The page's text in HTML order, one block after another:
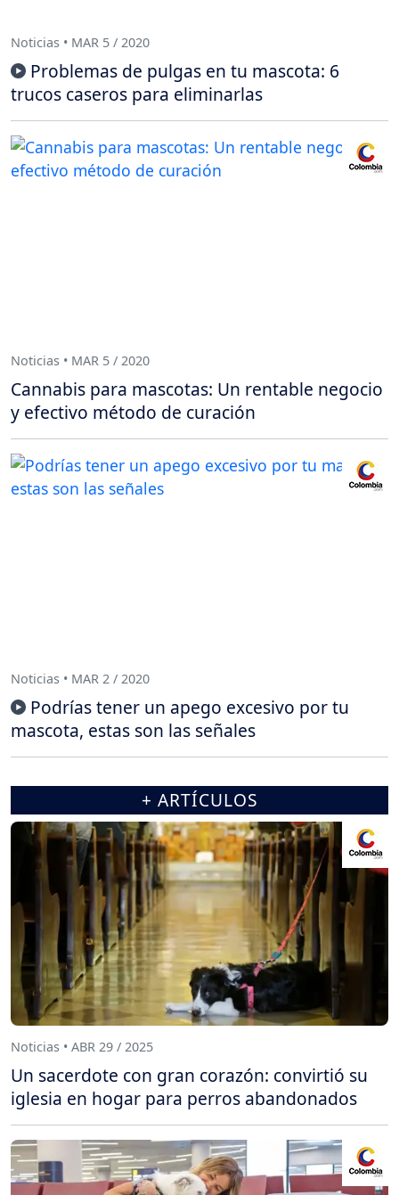
Noticias • MAR 5 / 2020
Problemas de pulgas en tu mascota: 6
trucos caseros para eliminarlas
Noticias • MAR 5 / 2020
Cannabis para mascotas: Un rentable negocio
y efectivo método de curación
Noticias • MAR 2 / 2020
Podrías tener un apego excesivo por tu
mascota, estas son las señales
+ ARTÍCULOS
Noticias • ABR 29 / 2025
Un sacerdote con gran corazón: convirtió su
iglesia en hogar para perros abandonados